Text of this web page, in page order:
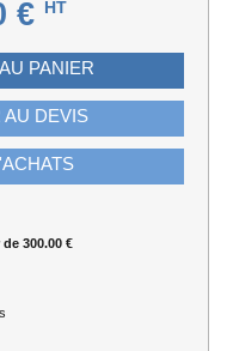
€ HT
PANIER
DEVIS
300.00 €